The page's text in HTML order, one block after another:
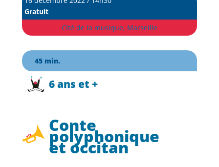
Gratuit
Cité de la musique, Marseille
45 min.
6 ans et +
Conte
polyphonique
et occitan